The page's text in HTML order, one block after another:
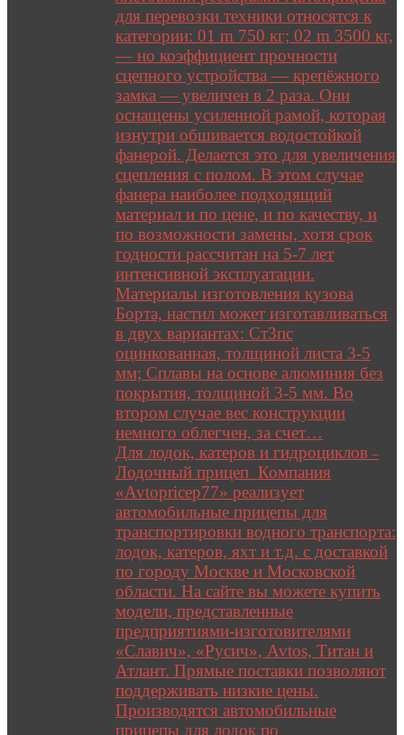
для перевозки техники относятся к
категории: 01 m 750 кг; 02 m 3500 кг,
— но коэффициент прочности
сцепного устройства — крепёжного
замка — увеличен в 2 раза. Они
оснащены усиленной рамой, которая
изнутри обшивается водостойкой
фанерой. Делается это для увеличения
сцепления с полом. В этом случае
фанера наиболее подходящий
материал и по цене, и по качеству, и
по возможности замены, хотя срок
годности рассчитан на 5-7 лет
интенсивной эксплуатации.
Материалы изготовления кузова
Борта, настил может изготавливаться
в двух вариантах: Ст3пс
оцинкованная, толщиной листа 3-5
мм; Сплавы на основе алюминия без
покрытия, толщиной 3-5 мм. Во
втором случае вес конструкции
немного облегчен, за счет…
Для лодок, катеров и гидроциклов –
Лодочный прицеп Компания
«Avtopricep77» реализует
автомобильные прицепы для
транспортировки водного транспорта:
лодок, катеров, яхт и т.д. с доставкой
по городу Москве и Московской
области. На сайте вы можете купить
модели, представленные
предприятиями-изготовителями
«Славич», «Русич», Avtos, Титан и
Атлант. Прямые поставки позволяют
поддерживать низкие цены.
Производятся автомобильные
прицепы для лодок по